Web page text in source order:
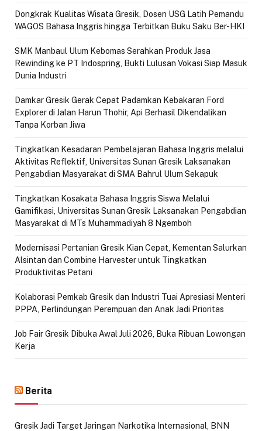
Dongkrak Kualitas Wisata Gresik, Dosen USG Latih Pemandu
WAGOS Bahasa Inggris hingga Terbitkan Buku Saku Ber-HKI
SMK Manbaul Ulum Kebomas Serahkan Produk Jasa
Rewinding ke PT Indospring, Bukti Lulusan Vokasi Siap Masuk
Dunia Industri
Damkar Gresik Gerak Cepat Padamkan Kebakaran Ford
Explorer di Jalan Harun Thohir, Api Berhasil Dikendalikan
Tanpa Korban Jiwa
Tingkatkan Kesadaran Pembelajaran Bahasa Inggris melalui
Aktivitas Reflektif, Universitas Sunan Gresik Laksanakan
Pengabdian Masyarakat di SMA Bahrul Ulum Sekapuk
Tingkatkan Kosakata Bahasa Inggris Siswa Melalui
Gamifikasi, Universitas Sunan Gresik Laksanakan Pengabdian
Masyarakat di MTs Muhammadiyah 8 Ngemboh
Modernisasi Pertanian Gresik Kian Cepat, Kementan Salurkan
Alsintan dan Combine Harvester untuk Tingkatkan
Produktivitas Petani
Kolaborasi Pemkab Gresik dan Industri Tuai Apresiasi Menteri
PPPA, Perlindungan Perempuan dan Anak Jadi Prioritas
Job Fair Gresik Dibuka Awal Juli 2026, Buka Ribuan Lowongan
Kerja
Berita
Gresik Jadi Target Jaringan Narkotika Internasional, BNN